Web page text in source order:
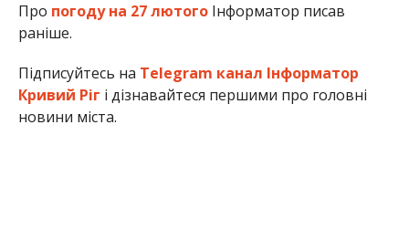
Про погоду на 27 лютогоІнформатор писав
раніше.
Підписуйтесь на Telegram канал Інформатор
Кривий Ріг і дізнавайтеся першими про головні
новини міста.